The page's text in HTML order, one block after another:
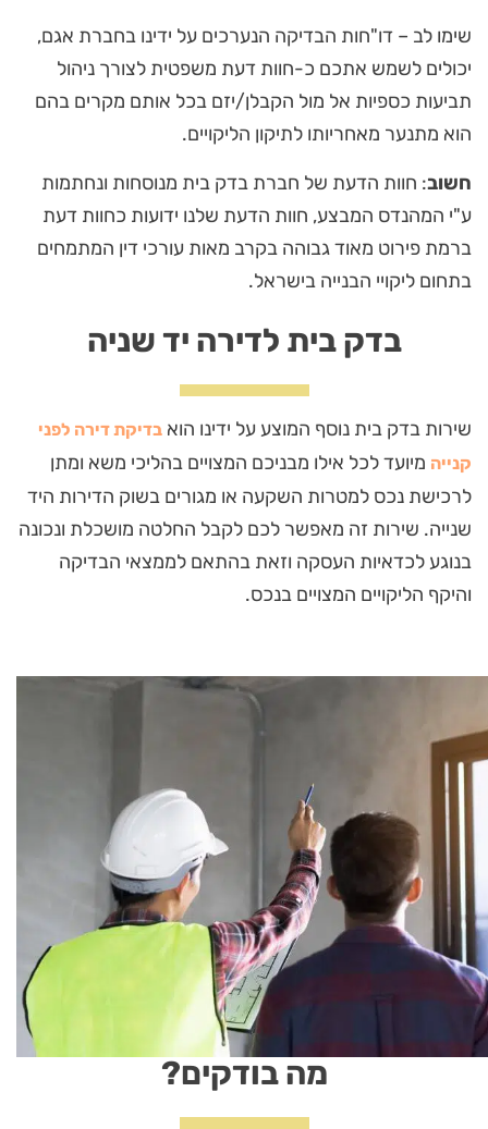
שימו לב – דו"חות הבדיקה הנערכים על ידינו בחברת אגם,
יכולים לשמש אתכם כ-חוות דעת משפטית לצורך ניהול
תביעות כספיות אל מול הקבלן/יזם בכל אותם מקרים בהם
הוא מתנער מאחריותו לתיקון הליקויים.
חשוב: חוות הדעת של חברת בדק בית מנוסחות ונחתמות
ע"י המהנדס המבצע, חוות הדעת שלנו ידועות כחוות דעת
ברמת פירוט מאוד גבוהה בקרב מאות עורכי דין המתמחים
בתחום ליקויי הבנייה בישראל.
בדק בית לדירה יד שניה
שירות בדק בית נוסף המוצע על ידינו הוא בדיקת דירה לפני
קנייה מיועד לכל אילו מבניכם המצויים בהליכי משא ומתן
לרכישת נכס למטרות השקעה או מגורים בשוק הדירות היד
שנייה. שירות זה מאפשר לכם לקבל החלטה מושכלת ונכונה
בנוגע לכדאיות העסקה וזאת בהתאם לממצאי הבדיקה
והיקף הליקויים המצויים בנכס.
מה בודקים?